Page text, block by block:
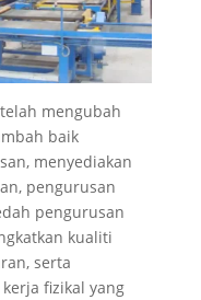
telah mengubah
baik
menyediakan
pengurusan
pengurusan
kualiti
serta
fizikal yang